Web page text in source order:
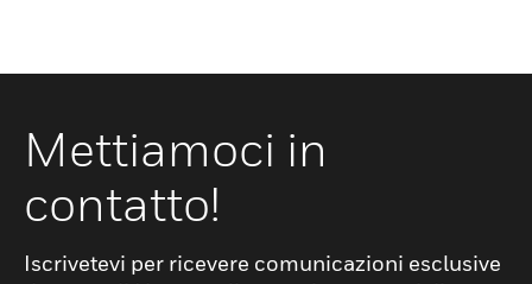
Mettiamoci in
contatto!
Iscrivetevi per ricevere comunicazioni esclusive